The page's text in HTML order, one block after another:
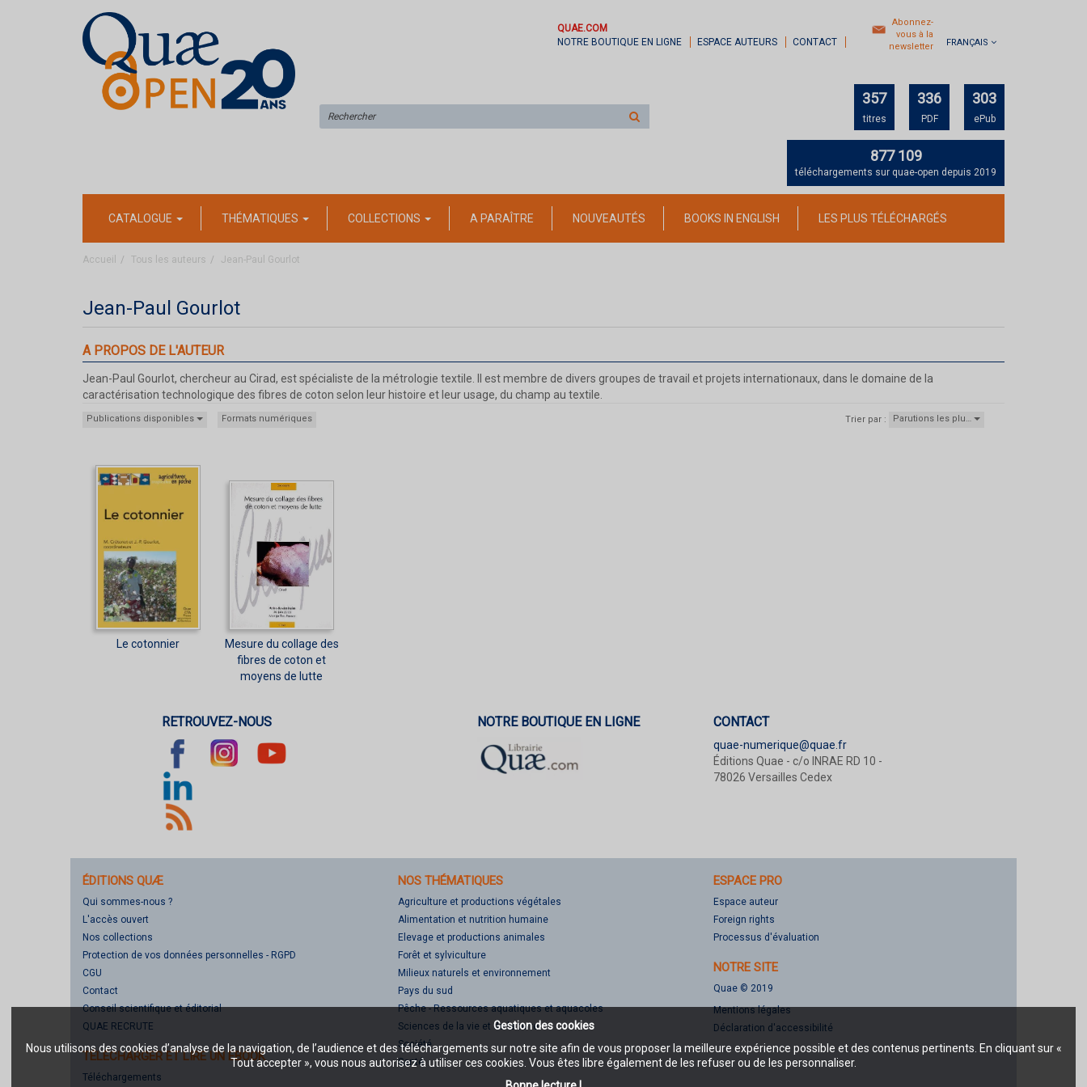
Gestion des cookies
Nous utilisons des cookies d’analyse de la navigation, de l’audience et des téléchargements sur notre site afin de vous proposer la meilleure expérience possible et des contenus pertinents. En cliquant sur «
Tout accepter », vous nous autorisez à utiliser ces cookies. Vous êtes libre également de les refuser ou de les personnaliser.
QUAE.COM
NOTRE BOUTIQUE EN LIGNE
ESPACE AUTEURS CONTACT
Abonnez-
vous à la
newsletter
FRANÇAIS
sur
357
titres
336
PDF
303
ePub
877 109
téléchargements sur quae-open depuis 2019
CATALOGUE THÉMATIQUES COLLECTIONS A PARAÎTRE NOUVEAUTÉS BOOKS IN ENGLISH LES PLUS TÉLÉCHARGÉS
Accueil Tous les auteurs Jean-Paul Gourlot
Jean-Paul Gourlot
A PROPOS DE L'AUTEUR
Jean-Paul Gourlot, chercheur au Cirad, est spécialiste de la métrologie textile. Il est membre de divers groupes de travail et projets internationaux, dans le domaine de la
caractérisation technologique des fibres de coton selon leur histoire et leur usage, du champ au textile.
Publications disponibles Formats numériques Trier par : Parutions les plu…
Le cotonnier
Mesure du collage des
fibres de coton et
moyens de lutte
RETROUVEZ-NOUS NOTRE BOUTIQUE EN LIGNE CONTACT
quae-numerique@quae.fr
Éditions Quae - c/o INRAE RD 10 -
78026 Versailles Cedex
ÉDITIONS QUÆ
Qui sommes-nous ?
L'accès ouvert
Nos collections
Protection de vos données personnelles - RGPD
CGU
Contact
Conseil scientifique et éditorial
QUAE RECRUTE
TÉLÉCHARGER ET LIRE UN EBOOK
Téléchargements
NOS THÉMATIQUES
Agriculture et productions végétales
Alimentation et nutrition humaine
Elevage et productions animales
Forêt et sylviculture
Milieux naturels et environnement
Pays du sud
Pêche - Ressources aquatiques et aquacoles
Sciences de la vie et de la terre
Société
Santé
ESPACE PRO
Espace auteur
Foreign rights
Processus d'évaluation
NOTRE SITE
Quae © 2019
Mentions légales
Déclaration d'accessibilité